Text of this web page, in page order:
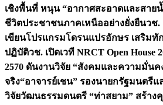
เชิงพื้นที่ หนุน “อากาศสะอาดและสาย
ชีวิตประชาชนภาคเหนืออย่างยั่งยืนวช.
เขียนโปรแกรมโดรนแปรอักษร เสริม
ปฏิบัติวช. เปิดเวที NRCT Open House
2570 ดันงานวิจัย “สังคมและความมั่น
จริง“อาจารย์เชน” รองนายกรัฐมนตรี
วิจัยวัฒนธรรมดนตรี “ท่าสยาม” สร้า